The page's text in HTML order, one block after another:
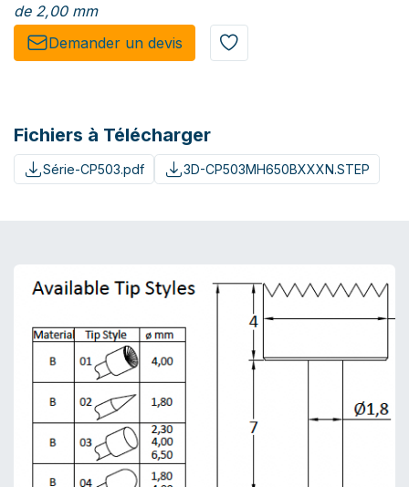
de 2,00 mm
Demander un de​​vis​​
Fichiers à Télécharger
Série-CP503.pdf 3D-CP503MH650BXXXN.STEP